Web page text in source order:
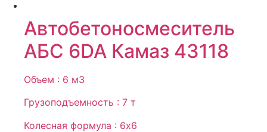
Автобетоносмеситель
АБС 6DA Камаз 43118
Объем : 6 м3
Грузоподъемность : 7 т
Колесная формула : 6х6